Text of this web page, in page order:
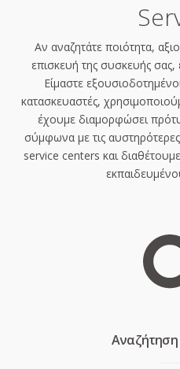
Αν αναζητάτε ποιότητα,
επισκευή της συσκευής σας,
Είμαστε
κατασκευαστές,
έχουμε διαμορφώσει
σύμφωνα με τις
service centers και
Aναζήτηση